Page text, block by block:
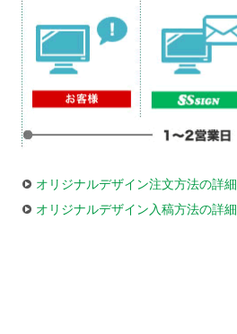
オリジナルデザイン注文方法の詳細
オリジナルデザイン入稿方法の詳細